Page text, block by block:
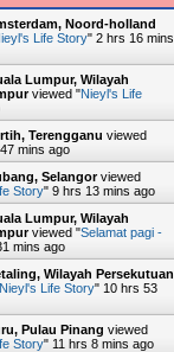
Noord-holland
Life Story"2 hrs 16 mins
Lumpur, Wilayah
viewed "Nieyl's Life
Terengganu viewed
mins ago
Selangorviewed
Story"9 hrs 13 mins ago
Lumpur, Wilayah
viewed "Selamat pagi -
mins ago
Wilayah Persekutuan
Nieyl's Life Story" 10 hrs 53
Pulau Pinang viewed
Story" 11 hrs 8 mins ago